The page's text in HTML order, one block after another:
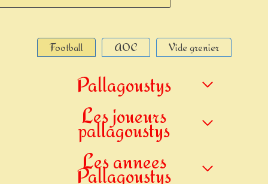
Football AOC Vide grenier
Pallagoustys
Les joueurs
pallagoustys
Les annees
Pallagoustys